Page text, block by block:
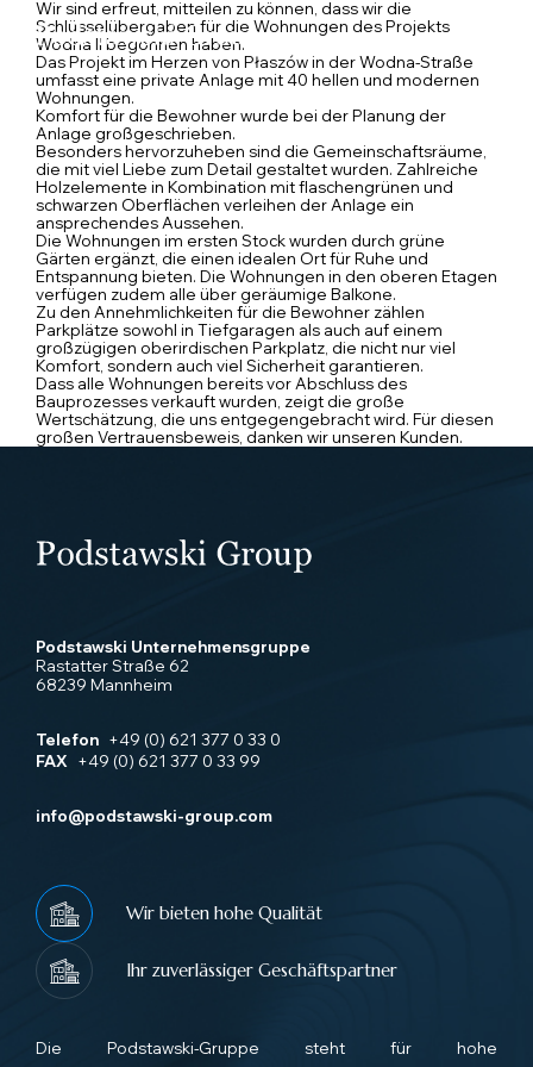
Wir sind erfreut, mitteilen zu können, dass wir die
Schlüsselübergaben für die Wohnungen des Projekts
Wodna II begonnen haben.
Das Projekt im Herzen von Płaszów in der Wodna-Straße
umfasst eine private Anlage mit 40 hellen und modernen
Wohnungen.
Komfort für die Bewohner wurde bei der Planung der
Anlage großgeschrieben.
Besonders hervorzuheben sind die Gemeinschaftsräume,
die mit viel Liebe zum Detail gestaltet wurden. Zahlreiche
Holzelemente in Kombination mit flaschengrünen und
schwarzen Oberflächen verleihen der Anlage ein
ansprechendes Aussehen.
Die Wohnungen im ersten Stock wurden durch grüne
Gärten ergänzt, die einen idealen Ort für Ruhe und
Entspannung bieten. Die Wohnungen in den oberen Etagen
verfügen zudem alle über geräumige Balkone.
Zu den Annehmlichkeiten für die Bewohner zählen
Parkplätze sowohl in Tiefgaragen als auch auf einem
großzügigen oberirdischen Parkplatz, die nicht nur viel
Komfort, sondern auch viel Sicherheit garantieren.
Dass alle Wohnungen bereits vor Abschluss des
Bauprozesses verkauft wurden, zeigt die große
Wertschätzung, die uns entgegengebracht wird. Für diesen
großen Vertrauensbeweis, danken wir unseren Kunden.
Podstawski Unternehmensgruppe
Rastatter Straße 62
68239 Mannheim
Telefon +49 (0) 621 377 0 33 0
FAX
+49 (0) 621 377 0 33 99
info@podstawski-group.com
Wir bieten hohe Qualität
Ihr zuverlässiger Geschäftspartner
Die Podstawski-Gruppe steht für hohe